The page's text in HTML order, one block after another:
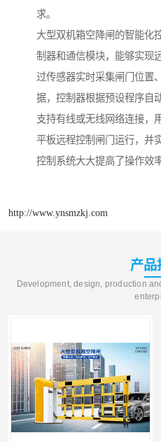
求。
大型双机箱空降闸的智能化
制器和通信模块，能够实现
过传感器实时采集闸门位置
据，控制器根据预设程序自
支持有线或无线网络连接，
平板远程控制闸门运行，并
控制系统大大提高了操作效
http://www.ynsmzkj.com
产品
Development, design, production